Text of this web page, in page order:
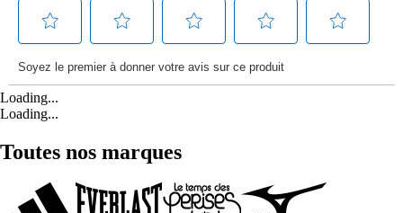
Loading...
Loading...
Toutes nos marques